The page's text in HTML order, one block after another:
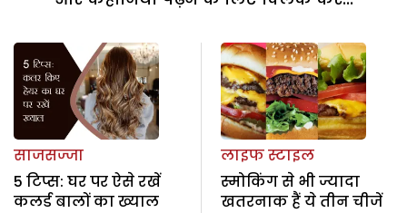
साजसज्जा
5 टिप्स: घर पर ऐसे रखें
कलर्ड बालों का ख्याल
लाइफ स्टाइल
स्मोकिंग से भी ज्यादा
खतरनाक हैं ये तीन चीजें